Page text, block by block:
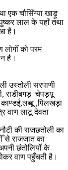
एक चौसिँग्या खाड़ू
लाल के यहाँ तथा
है।
लोगोँ को परम
है।
उस्तोली सरपाणी
राडीबगड़ चेपड़यू
काण्डई,लब्बू ,पिलखड़ा
वाण लाटू देवता
की राजछतोली का
से राजजात का
छंतोलियोँ के
वाण पहुँचती है।